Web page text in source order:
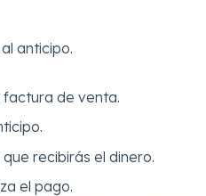
anticipo.
de venta.
recibirás el dinero.
el pago.